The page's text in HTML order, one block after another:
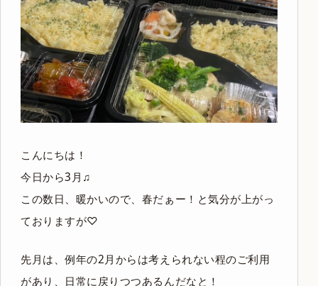
こんにちは！
今日から3月♫
この数日、暖かいので、春だぁー！と気分が上がっ
ておりますが♡
先月は、例年の2月からは考えられない程のご利用
があり、日常に戻りつつあるんだなと！